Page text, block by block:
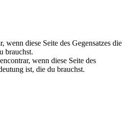
wenn diese Seite des Gegensatzes die
brauchst.
wenn diese Seite des
ist, die du brauchst.